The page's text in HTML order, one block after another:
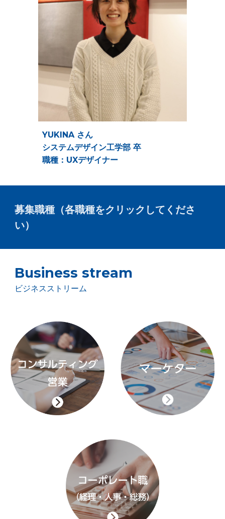
YUKINA さん
システムデザイン工学部 卒
職種： UXデザイナー
募集職種（各職種をクリックしてくださ
い）
Business stream
ビジネスストリーム